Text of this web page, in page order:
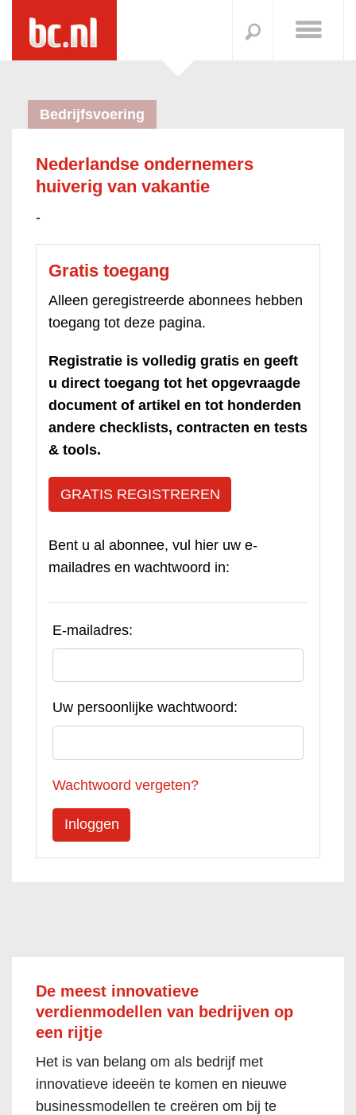
Bedrijfsvoering
Nederlandse ondernemers
huiverig van vakantie
-
Gratis toegang
Alleen geregistreerde abonnees hebben
toegang tot deze pagina.
Registratie is volledig gratis en geeft
u direct toegang tot het opgevraagde
document of artikel en tot honderden
andere checklists, contracten en tests
& tools.
GRATIS REGISTREREN
Bent u al abonnee, vul hier uw e-
mailadres en wachtwoord in:
E-mailadres:
Uw persoonlijke wachtwoord:
Wachtwoord vergeten?
De meest innovatieve
verdienmodellen van bedrijven op
een rijtje
Het is van belang om als bedrijf met
innovatieve ideeën te komen en nieuwe
businessmodellen te creëren om bij te